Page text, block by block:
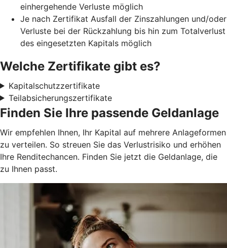
einhergehende Verluste möglich
Je nach Zertifikat Ausfall der Zinszahlungen und/oder
Verluste bei der Rückzahlung bis hin zum Totalverlust
des eingesetzten Kapitals möglich
Welche Zertifikate gibt es?
Kapitalschutzzertifikate
Teilabsicherungszertifikate
Finden Sie Ihre passende Geldanlage
Wir empfehlen Ihnen, Ihr Kapital auf mehrere Anlageformen
zu verteilen. So streuen Sie das Verlustrisiko und erhöhen
Ihre Renditechancen. Finden Sie jetzt die Geldanlage, die
zu Ihnen passt.